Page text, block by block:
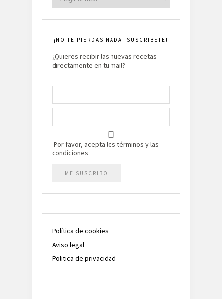
¡NO TE PIERDAS NADA ¡SUSCRIBETE!
¿Quieres recibir las nuevas recetas
directamente en tu mail?
Por favor, acepta los términos y las
condiciones
Política de cookies
Aviso legal
Politica de privacidad